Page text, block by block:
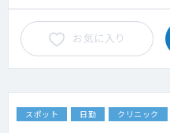
お気に入り
スポット 日勤 クリニック